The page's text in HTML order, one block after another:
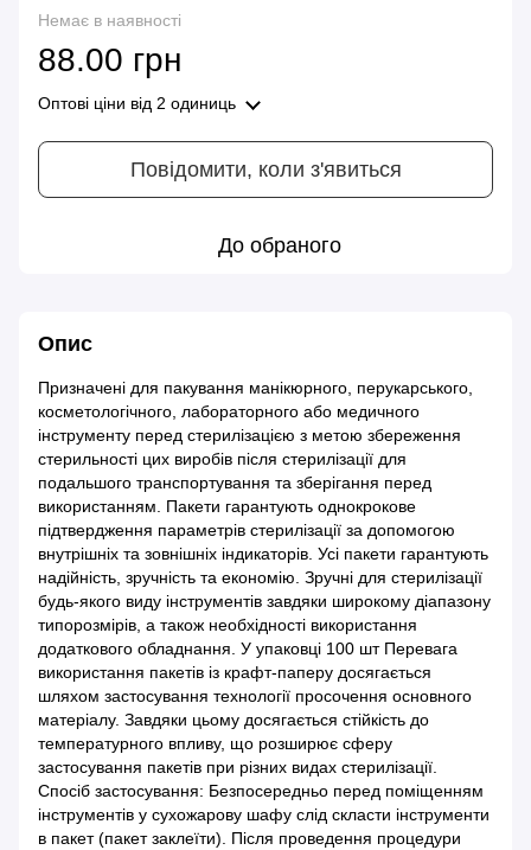
Немає в наявності
88.00 грн
Оптові ціни від 2 одиниць
Повідомити, коли з'явиться
До обраного
Опис
Призначені для пакування манікюрного, перукарського,
косметологічного, лабораторного або медичного
інструменту перед стерилізацією з метою збереження
стерильності цих виробів після стерилізації для
подальшого транспортування та зберігання перед
використанням. Пакети гарантують однокрокове
підтвердження параметрів стерилізації за допомогою
внутрішніх та зовнішніх індикаторів. Усі пакети гарантують
надійність, зручність та економію. Зручні для стерилізації
будь-якого виду інструментів завдяки широкому діапазону
типорозмірів, а також необхідності використання
додаткового обладнання. У упаковці 100 шт Перевага
використання пакетів із крафт-паперу досягається
шляхом застосування технології просочення основного
матеріалу. Завдяки цьому досягається стійкість до
температурного впливу, що розширює сферу
застосування пакетів при різних видах стерилізації.
Спосіб застосування: Безпосередньо перед поміщенням
інструментів у сухожарову шафу слід скласти інструменти
в пакет (пакет заклеїти). Після проведення процедури